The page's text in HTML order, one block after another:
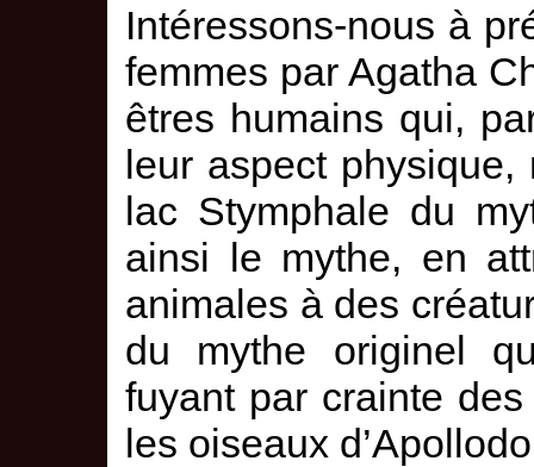
Intéressons-nous à
femmes par Agatha
êtres humains qui,
leur aspect
lac Stymphale du
ainsi le mythe, en
animales à des
du mythe originel
fuyant par crainte
les oiseaux